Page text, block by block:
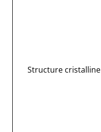
Structure cristalline